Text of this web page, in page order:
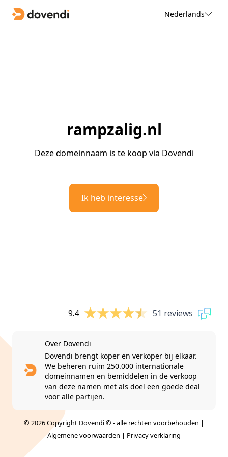
Nederlands
rampzalig.nl
Deze domeinnaam is te koop via Dovendi
Ik heb interesse
9.4 51 reviews
Over Dovendi
Dovendi brengt koper en verkoper bij elkaar.
We beheren ruim 250.000 internationale
domeinnamen en bemiddelen in de verkoop
van deze namen met als doel een goede deal
voor alle partijen.
© 2026 Copyright Dovendi © - alle rechten voorbehouden |
Algemene voorwaarden | Privacy verklaring